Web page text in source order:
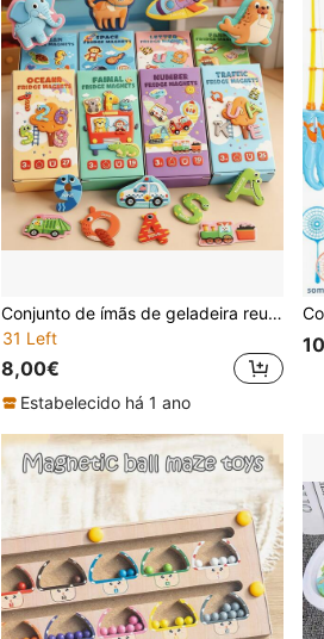
Conjunto de ímãs de geladeira reutilizáveis com o alfabeto de animais, ideal para o aprendizado inicial do alfabeto e para o desenvolvimento da coordenação motora fina em crianças.
31 Left
8,00€
Estabelecido há 1 ano